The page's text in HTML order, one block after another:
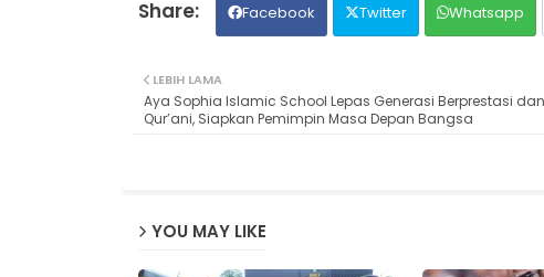
Facebook Twitter Whatsapp
LEBIH LAMA
Aya Sophia Islamic School Lepas Generasi Berprestasi dan
Qur’ani, Siapkan Pemimpin Masa Depan Bangsa
YOU MAY LIKE